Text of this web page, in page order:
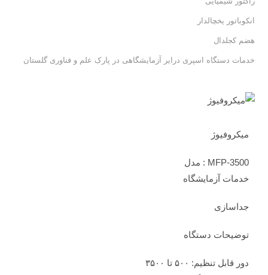
انکوباتور یخچالدار
هضم کجلدال
خدمات دستگاه اسپری درایر آزمایشگاهی در پارک علم و فناوری گلستان
میکروفیوژ
MFP-3500 : مدل
خدمات آزمایشگاه
جداسازی
توضیحات دستگاه
دور قابل تنظیم: ۵۰۰ تا ۳۵۰۰